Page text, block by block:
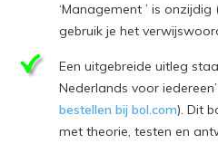
‘Management ’ is
gebruik je het verwijswoord
Een uitgebreide uitleg
Nederlands voor
bestellen bij bol.com). Dit
met theorie, testen en